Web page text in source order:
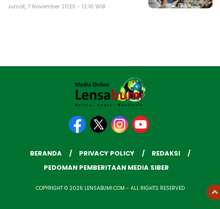
Jumat, 7 November 2025 - 12:16 WIB
BERANDA PRIVACY POLICY
REDAKSI
PEDOMAN PEMBERITAAN MEDIA SIBER
COPYRIGHT © 2026 LENSABUMI.COM - ALL RIGHTS RESERVED